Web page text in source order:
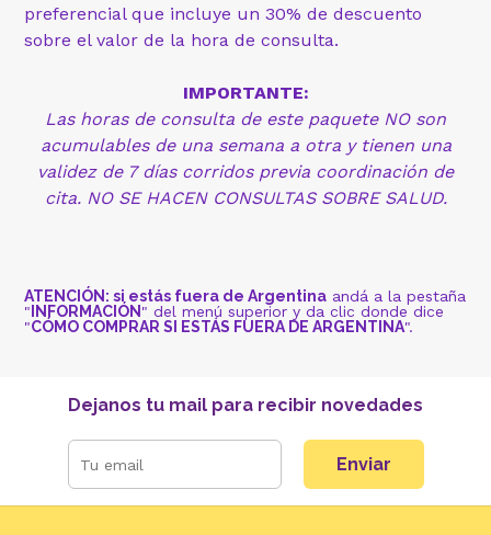
preferencial que incluye un 30% de descuento
sobre el valor de la hora de consulta.
IMPORTANTE:
Las horas de consulta de este paquete NO son
acumulables de una semana a otra y tienen una
validez de 7 días corridos previa coordinación de
cita. NO SE HACEN CONSULTAS SOBRE SALUD.
ATENCIÓN: si estás fuera de Argentina andá a la pestaña
" INFORMACIÓN " del menú superior y da clic donde dice
"CÓMO COMPRAR SI ESTÁS FUERA DE ARGENTINA".
Dejanos tu mail para recibir novedades
Enviar